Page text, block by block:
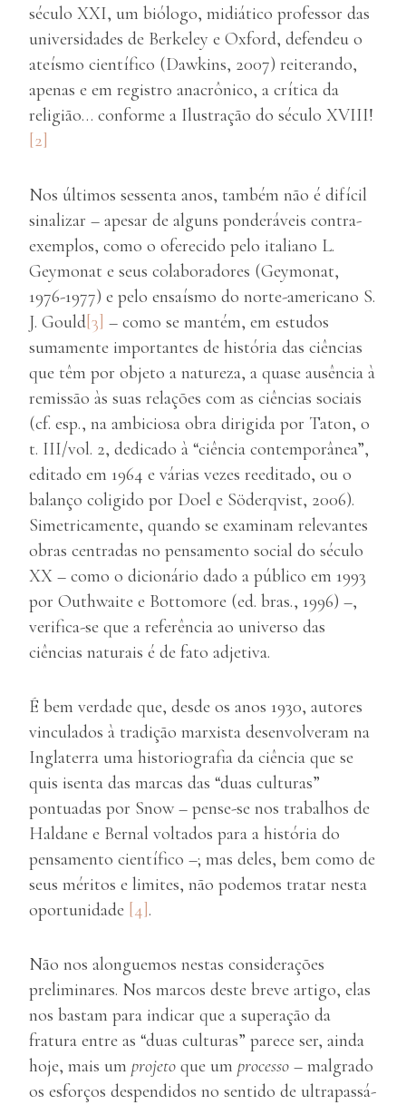
século XXI, um biólogo, midiático professor das
universidades de Berkeley e Oxford, defendeu o
ateísmo científico (Dawkins, 2007) reiterando,
apenas e em registro anacrônico, a crítica da
religião… conforme a Ilustração do século XVIII!
[2]
Nos últimos sessenta anos, também não é difícil
sinalizar – apesar de alguns ponderáveis contra-
exemplos, como o oferecido pelo italiano L.
Geymonat e seus colaboradores (Geymonat,
1976-1977) e pelo ensaísmo do norte-americano S.
J. Gould[3] – como se mantém, em estudos
sumamente importantes de história das ciências
que têm por objeto a natureza, a quase ausência à
remissão às suas relações com as ciências sociais
(cf. esp., na ambiciosa obra dirigida por Taton, o
t. III/vol. 2, dedicado à “ciência contemporânea”,
editado em 1964 e várias vezes reeditado, ou o
balanço coligido por Doel e Söderqvist, 2006).
Simetricamente, quando se examinam relevantes
obras centradas no pensamento social do século
XX – como o dicionário dado a público em 1993
por Outhwaite e Bottomore (ed. bras., 1996) –,
verifica-se que a referência ao universo das
ciências naturais é de fato adjetiva.
É bem verdade que, desde os anos 1930, autores
vinculados à tradição marxista desenvolveram na
Inglaterra uma historiografia da ciência que se
quis isenta das marcas das “duas culturas”
pontuadas por Snow – pense-se nos trabalhos de
Haldane e Bernal voltados para a história do
pensamento científico –; mas deles, bem como de
seus méritos e limites, não podemos tratar nesta
oportunidade [4].
Não nos alonguemos nestas considerações
preliminares. Nos marcos deste breve artigo, elas
nos bastam para indicar que a superação da
fratura entre as “duas culturas” parece ser, ainda
hoje, mais um projeto que um processo – malgrado
os esforços despendidos no sentido de ultrapassá-